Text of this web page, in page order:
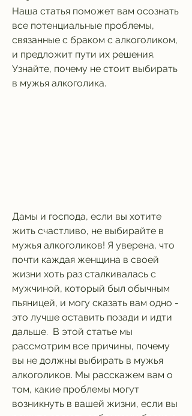
Наша статья поможет вам осознать
все потенциальные проблемы,
связанные с браком с алкоголиком,
и предложит пути их решения.
Узнайте, почему не стоит выбирать
в мужья алкоголика.
Дамы и господа, если вы хотите
жить счастливо, не выбирайте в
мужья алкоголиков! Я уверена, что
почти каждая женщина в своей
жизни хоть раз сталкивалась с
мужчиной, который был обычным
пьяницей, и могу сказать вам одно -
это лучше оставить позади и идти
дальше.  В этой статье мы
рассмотрим все причины, почему
вы не должны выбирать в мужья
алкоголиков. Мы расскажем вам о
том, какие проблемы могут
возникнуть в вашей жизни, если вы